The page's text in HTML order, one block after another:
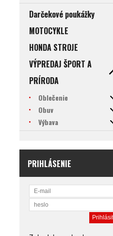
Darčekové poukážky
MOTOCYKLE
HONDA STROJE
VÝPREDAJ ŠPORT A
PRÍRODA
Oblečenie
Obuv
Výbava
PRIHLÁSENIE